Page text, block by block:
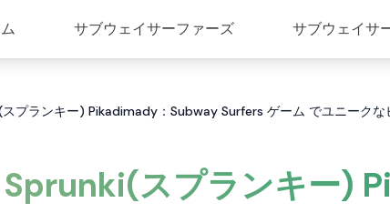
サブウェイサーファーズ サブウェイサ
プランキー) Pikadimady：Subway Surfers ゲーム でユニークな
Sprunki(スプランキー)